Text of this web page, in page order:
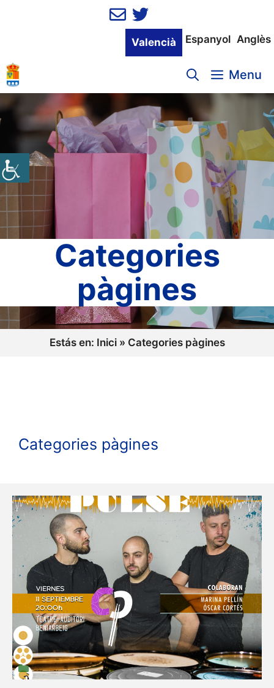
Valencià Espanyol Anglès
Menu
Categories
pàgines
Estás en: Inici» Categories pàgines
Categories pàgines
Història de Beniarbeig
27/07/2026
Beniarbeig és un municipi de l’antic marquesat
de Dénia i de l’actual comarca de la Marina Alta.
Ocupa un territori quasi pla de 7,40 quilòmetres
quadrats, ple de materials al·luvials …Read
more
Categories
Categories pàgines,Pag. Turisme